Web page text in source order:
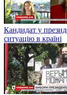
Кандидат у
ситуацію в країні